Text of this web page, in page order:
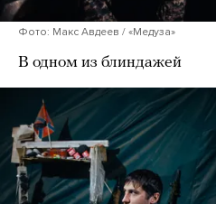
Фото: Макс Авдеев / «Медуза»
В одном из блиндажей